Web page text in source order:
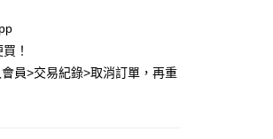
！
員>交易紀錄>取消訂單，再重